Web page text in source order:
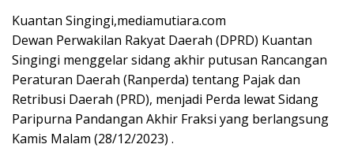
Kuantan Singingi,mediamutiara.com
Dewan Perwakilan Rakyat Daerah (DPRD) Kuantan
Singingi menggelar sidang akhir putusan Rancangan
Peraturan Daerah (Ranperda) tentang Pajak dan
Retribusi Daerah (PRD), menjadi Perda lewat Sidang
Paripurna Pandangan Akhir Fraksi yang berlangsung
Kamis Malam (28/12/2023) .